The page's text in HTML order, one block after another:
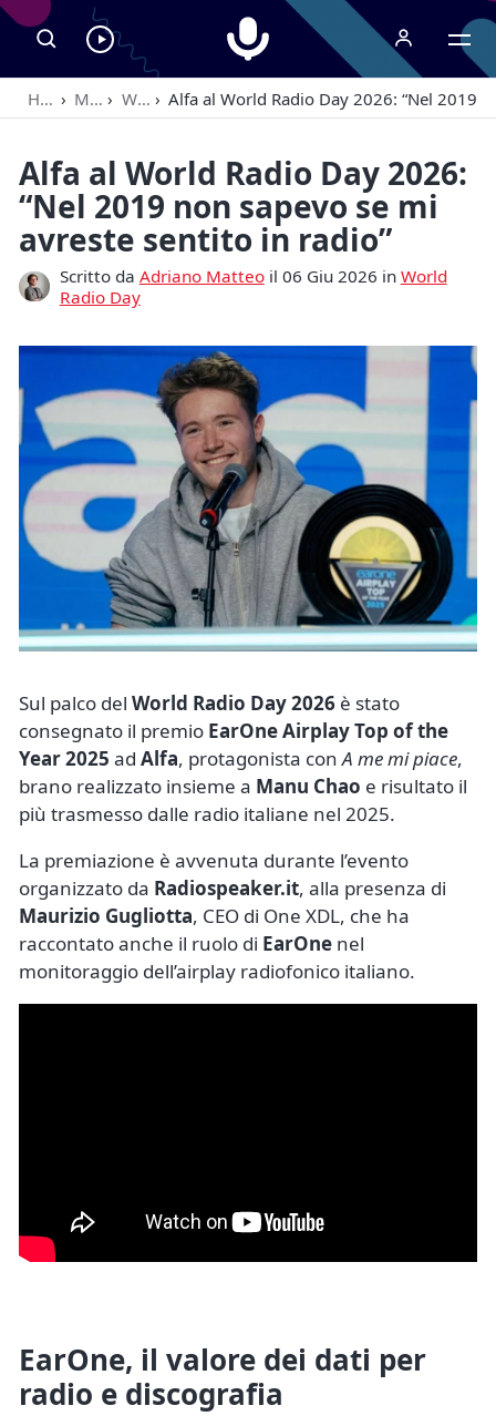
Ascolta
RadioSpeaker
in
Radiospeaker.it
Home › Magazine › World Radio Day › Alfa al World Radio Day 2026: “Nel 2019
Alfa al World Radio Day 2026:
“Nel 2019 non sapevo se mi
avreste sentito in radio”
Scritto da Adriano Matteoil 06 Giu 2026 in World
Radio Day
Sul palco del World Radio Day 2026 è stato
consegnato il premio EarOne Airplay Top of the
Year 2025 ad Alfa, protagonista conA me mi piace,
brano realizzato insieme a Manu Chao e risultato il
più trasmesso dalle radio italiane nel 2025.
La premiazione è avvenuta durante l’evento
organizzato da Radiospeaker.it, alla presenza di
Maurizio Gugliotta, CEO di One XDL, che ha
raccontato anche il ruolo di EarOne nel
monitoraggio dell’airplay radiofonico italiano.
EarOne, il valore dei dati per
radio e discografia